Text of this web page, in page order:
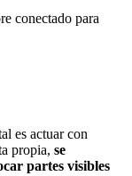
conectado para
es actuar con
propia, se
partes visibles